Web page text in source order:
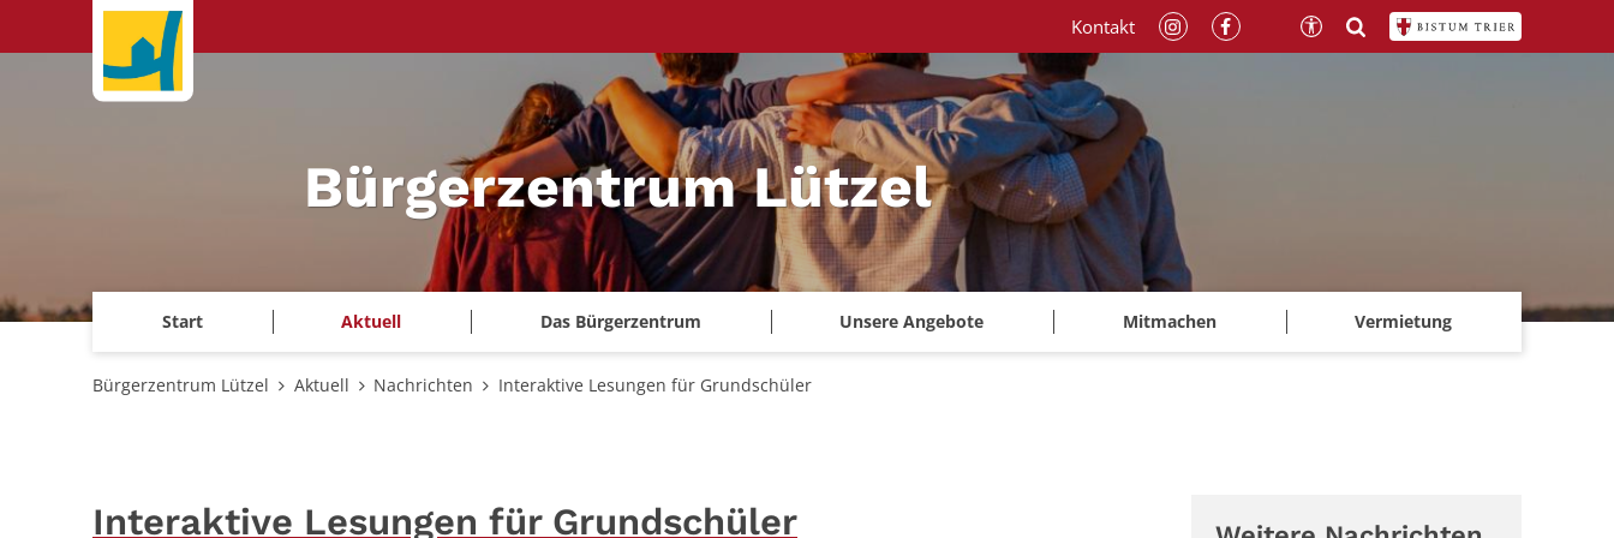
Zum Inhalt springen
Bürgerzentrum Lützel
Start Aktuell Das Bürgerzentrum Unsere Angebote Mitmachen Vermietung
Kontakt
Bürgerzentrum Lützel Aktuell Nachrichten Interaktive Lesungen für Grundschüler
Interaktive Lesungen für Grundschüler